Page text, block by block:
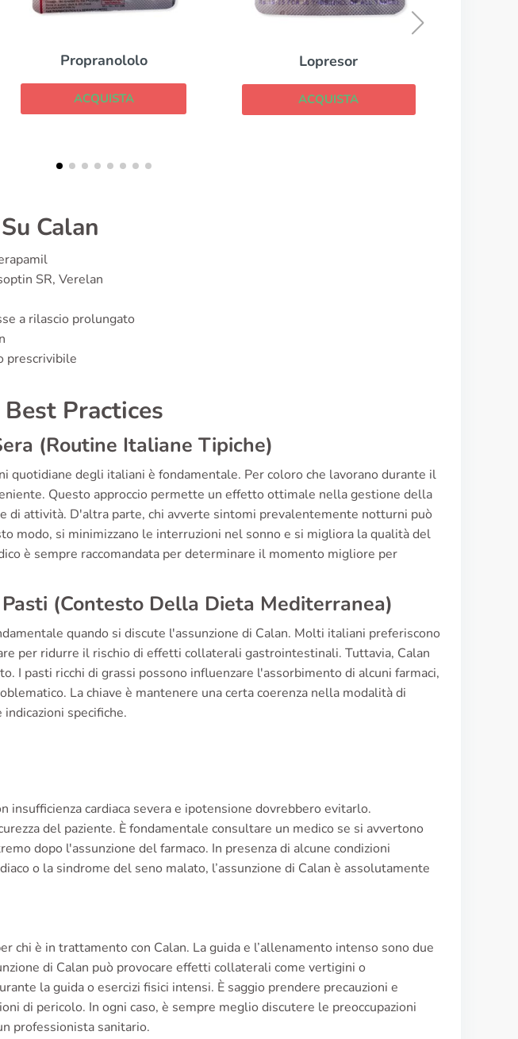
Lopresor
ACQUISTA
Calan
SR, Verelan
a rilascio prolungato
prescrivibile
Practices
(Routine Italiane Tipiche)
quotidiane degli italiani è fondamentale. Per coloro che lavorano durante il
Questo approccio permette un effetto ottimale nella gestione della
di attività. D'altra parte, chi avverte sintomi prevalentemente notturni può
modo, si minimizzano le interruzioni nel sonno e si migliora la qualità del
è sempre raccomandata per determinare il momento migliore per
(Contesto Della Dieta Mediterranea)
quando si discute l'assunzione di Calan. Molti italiani preferiscono
per ridurre il rischio di effetti collaterali gastrointestinali. Tuttavia, Calan
I pasti ricchi di grassi possono influenzare l'assorbimento di alcuni farmaci,
La chiave è mantenere una certa coerenza nella modalità di
specifiche.
insufficienza cardiaca severa e ipotensione dovrebbero evitarlo.
del paziente. È fondamentale consultare un medico se si avvertono
dopo l'assunzione del farmaco. In presenza di alcune condizioni
o la sindrome del seno malato, l’assunzione di Calan è assolutamente
chi è in trattamento con Calan. La guida e l’allenamento intenso sono due
di Calan può provocare effetti collaterali come vertigini o
la guida o esercizi fisici intensi. È saggio prendere precauzioni e
di pericolo. In ogni caso, è sempre meglio discutere le preoccupazioni
professionista sanitario.